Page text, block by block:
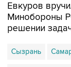
Евкуров
Минобороны
решении
Сызрань